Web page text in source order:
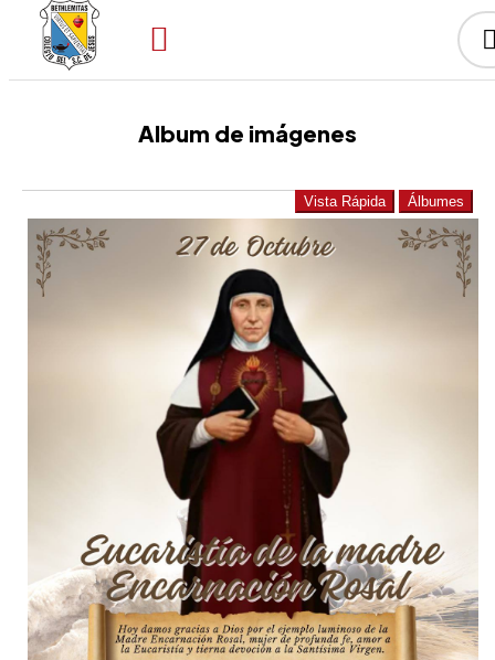
Album de imágenes
Vista Rápida Álbumes